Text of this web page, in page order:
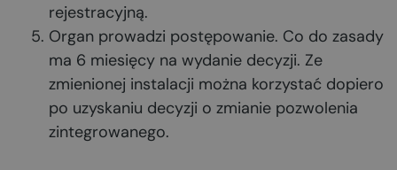
rejestracyjną.
Organ prowadzi postępowanie. Co do zasady
ma 6 miesięcy na wydanie decyzji. Ze
zmienionej instalacji można korzystać dopiero
po uzyskaniu decyzji o zmianie pozwolenia
zintegrowanego.